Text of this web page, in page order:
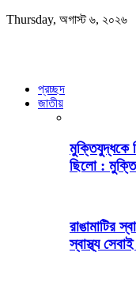
Thursday, অগাস্ট ৬, ২০২৬
প্রচ্ছদ
জাতীয়
মুক্তিযুদ্ধকে
ছিলো :
রাঙামাটির
স্বাস্থ্য